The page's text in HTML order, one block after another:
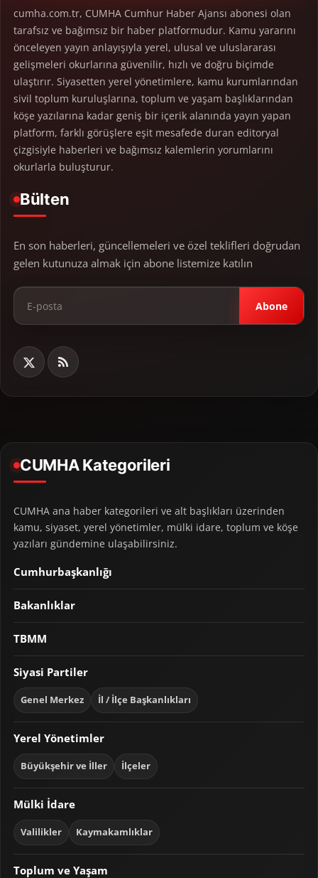
cumha.com.tr, CUMHA Cumhur Haber Ajansı abonesi olan
tarafsız ve bağımsız bir haber platformudur. Kamu yararını
önceleyen yayın anlayışıyla yerel, ulusal ve uluslararası
gelişmeleri okurlarına güvenilir, hızlı ve doğru biçimde
ulaştırır. Siyasetten yerel yönetimlere, kamu kurumlarından
sivil toplum kuruluşlarına, toplum ve yaşam başlıklarından
köşe yazılarına kadar geniş bir içerik alanında yayın yapan
platform, farklı görüşlere eşit mesafede duran editoryal
çizgisiyle haberleri ve bağımsız kalemlerin yorumlarını
okurlarla buluşturur.
Bülten
En son haberleri, güncellemeleri ve özel teklifleri doğrudan
gelen kutunuza almak için abone listemize katılın
Abone
CUMHA Kategorileri
CUMHA ana haber kategorileri ve alt başlıkları üzerinden
kamu, siyaset, yerel yönetimler, mülki idare, toplum ve köşe
yazıları gündemine ulaşabilirsiniz.
Cumhurbaşkanlığı
Bakanlıklar
TBMM
Siyasi Partiler
Genel Merkez İl / İlçe Başkanlıkları
Yerel Yönetimler
Büyükşehir ve İller İlçeler
Mülki İdare
Valilikler Kaymakamlıklar
Toplum ve Yaşam